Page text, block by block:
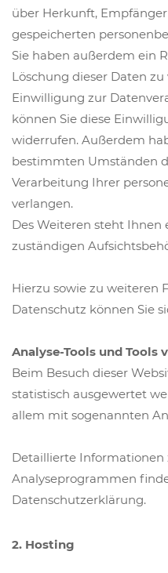
über Herkunft,
gespeicherten
Sie haben außerdem ein
Löschung dieser Daten
Einwilligung zur
können Sie diese
widerrufen. Außerdem
bestimmten Umständen
Verarbeitung Ihrer
verlangen.
Des Weiteren steht Ihnen
zuständigen
Hierzu sowie zu weiteren
Datenschutz können Sie
Analyse-Tools und Tools
Beim Besuch dieser
statistisch ausgewertet
allem mit sogenannten
Detaillierte Informationen
Analyseprogrammen
Datenschutzerklärung.
2. Hosting